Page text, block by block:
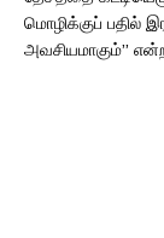
மொழிக்குப் பதில்
அவசியமாகும்”